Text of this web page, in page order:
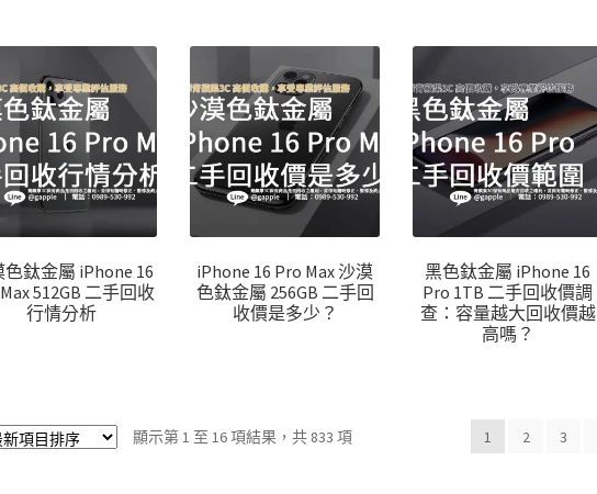
鈦金屬 iPhone 16
512GB 二手回收
行情分析
iPhone 16 Pro Max 沙漠
色鈦金屬 256GB 二手回
收價是多少？
黑色鈦金屬 iPhone 16
Pro 1TB 二手回收價調
查：容量越大回收價越
高嗎？
顯示第 1 至 16 項結果，共 833 項依
1 2 3